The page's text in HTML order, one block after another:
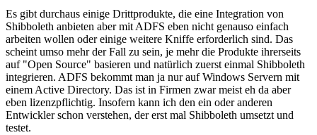
Es gibt durchaus einige Drittprodukte, die eine Integration von
Shibboleth anbieten aber mit ADFS eben nicht genauso einfach
arbeiten wollen oder einige weitere Kniffe erforderlich sind. Das
scheint umso mehr der Fall zu sein, je mehr die Produkte ihrerseits
auf "Open Source" basieren und natürlich zuerst einmal Shibboleth
integrieren. ADFS bekommt man ja nur auf Windows Servern mit
einem Active Directory. Das ist in Firmen zwar meist eh da aber
eben lizenzpflichtig. Insofern kann ich den ein oder anderen
Entwickler schon verstehen, der erst mal Shibboleth umsetzt und
testet.